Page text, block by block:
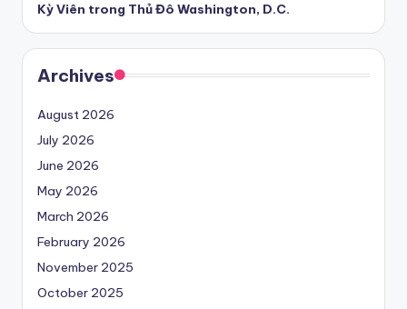
Kỳ Viên trong Thủ Đô Washington, D.C.
Archives
August 2026
July 2026
June 2026
May 2026
March 2026
February 2026
November 2025
October 2025